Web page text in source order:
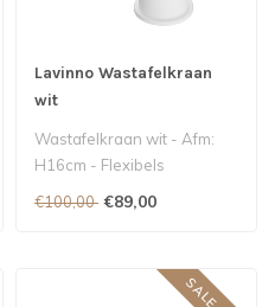
Lavinno Wastafelkraan
wit
Wastafelkraan wit - Afm:
H16cm - Flexibels
€100,00 €89,00